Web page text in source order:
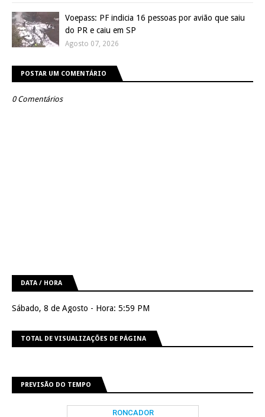
Voepass: PF indicia 16 pessoas por avião que saiu
do PR e caiu em SP
Agosto 07, 2026
POSTAR UM COMENTÁRIO
0 Comentários
DATA / HORA
Sábado, 8 de Agosto - Hora: 5:59 PM
TOTAL DE VISUALIZAÇÕES DE PÁGINA
PREVISÃO DO TEMPO